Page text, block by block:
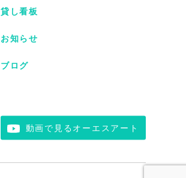
貸し看板
お知らせ
ブログ
動画で見るオーエスアート